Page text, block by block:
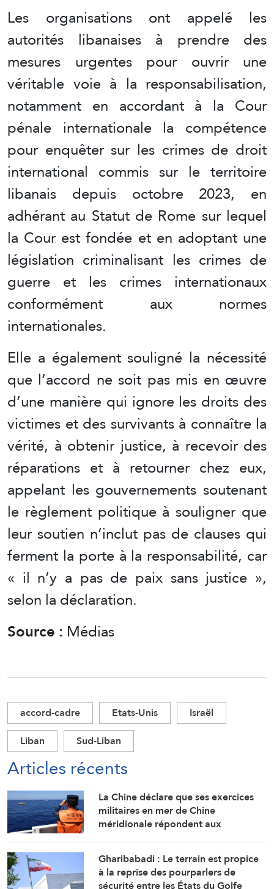
Les organisations ont appelé les
autorités libanaises à prendre des
mesures urgentes pour ouvrir une
véritable voie à la responsabilisation,
notamment en accordant à la Cour
pénale internationale la compétence
pour enquêter sur les crimes de droit
international commis sur le territoire
libanais depuis octobre 2023, en
adhérant au Statut de Rome sur lequel
la Cour est fondée et en adoptant une
législation criminalisant les crimes de
guerre et les crimes internationaux
conformément aux normes
internationales.
Elle a également souligné la nécessité
que l’accord ne soit pas mis en œuvre
d’une manière qui ignore les droits des
victimes et des survivants à connaître la
vérité, à obtenir justice, à recevoir des
réparations et à retourner chez eux,
appelant les gouvernements soutenant
le règlement politique à souligner que
leur soutien n’inclut pas de clauses qui
ferment la porte à la responsabilité, car
« il n’y a pas de paix sans justice »,
selon la déclaration.
Source : Médias
accord-cadre Etats-Unis
Israël
Liban
Sud-Liban
Articles récents
La Chine déclare que ses exercices
militaires en mer de Chine
méridionale répondent aux
Gharibabadi : Le terrain est propice
à la reprise des pourparlers de